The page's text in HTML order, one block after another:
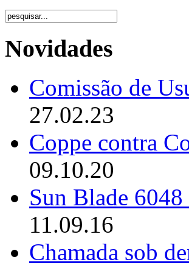
Novidades
Comissão de
27.02.23
Coppe contra
09.10.20
Sun Blade
11.09.16
Chamada sob